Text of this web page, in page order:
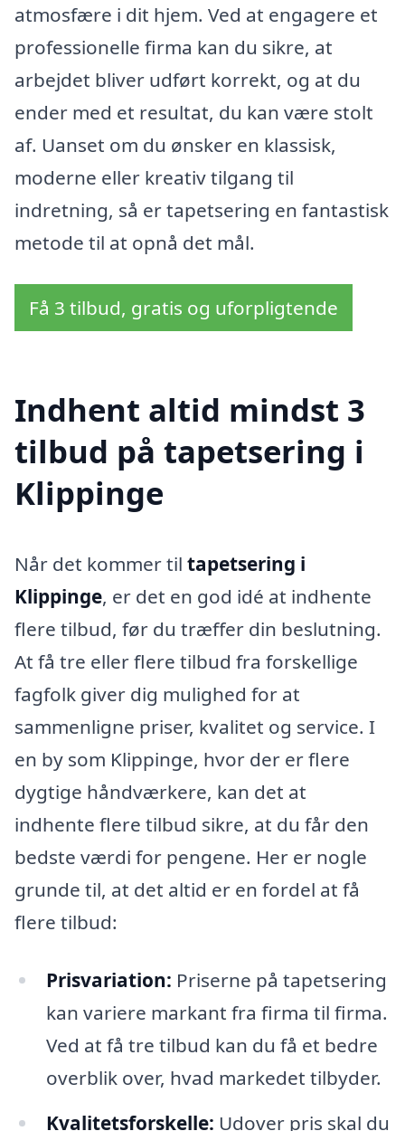
atmosfære i dit hjem. Ved at engagere et
professionelle firma kan du sikre, at
arbejdet bliver udført korrekt, og at du
ender med et resultat, du kan være stolt
af. Uanset om du ønsker en klassisk,
moderne eller kreativ tilgang til
indretning, så er tapetsering en fantastisk
metode til at opnå det mål.
Få 3 tilbud, gratis og uforpligtende
Indhent altid mindst 3
tilbud på tapetsering i
Klippinge
Når det kommer til tapetsering i
Klippinge, er det en god idé at indhente
flere tilbud, før du træffer din beslutning.
At få tre eller flere tilbud fra forskellige
fagfolk giver dig mulighed for at
sammenligne priser, kvalitet og service. I
en by som Klippinge, hvor der er flere
dygtige håndværkere, kan det at
indhente flere tilbud sikre, at du får den
bedste værdi for pengene. Her er nogle
grunde til, at det altid er en fordel at få
flere tilbud:
Prisvariation: Priserne på tapetsering
kan variere markant fra firma til firma.
Ved at få tre tilbud kan du få et bedre
overblik over, hvad markedet tilbyder.
Kvalitetsforskelle: Udover pris skal du